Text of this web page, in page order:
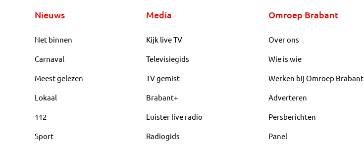
Nieuws
Net binnen
Carnaval
Meest gelezen
Lokaal
112
Sport
Media
Kijk live TV
Televisiegids
TV gemist
Brabant+
Luister live radio
Radiogids
Omroep Brabant
Over ons
Wie is wie
Werken bij Omroep Brabant
Adverteren
Persberichten
Panel